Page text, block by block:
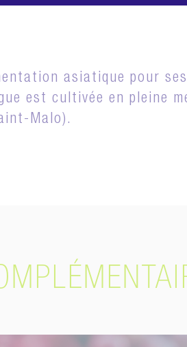
asiatique pour
est cultivée en pleine
Malo).